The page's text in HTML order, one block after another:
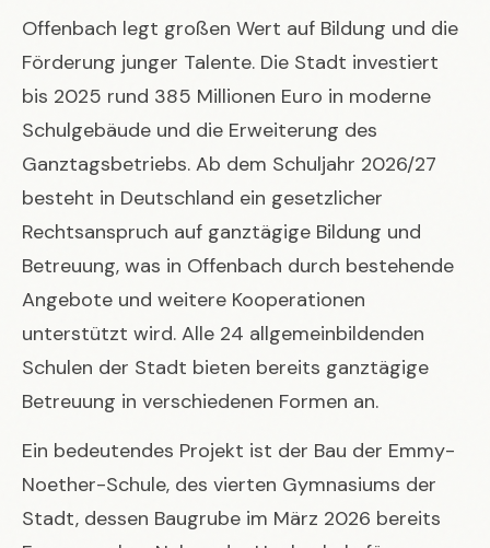
Offenbach legt großen Wert auf Bildung und die
Förderung junger Talente. Die Stadt investiert
bis 2025 rund 385 Millionen Euro in moderne
Schulgebäude und die Erweiterung des
Ganztagsbetriebs. Ab dem Schuljahr 2026/27
besteht in Deutschland ein gesetzlicher
Rechtsanspruch auf ganztägige Bildung und
Betreuung, was in Offenbach durch bestehende
Angebote und weitere Kooperationen
unterstützt wird. Alle 24 allgemeinbildenden
Schulen der Stadt bieten bereits ganztägige
Betreuung in verschiedenen Formen an.
Ein bedeutendes Projekt ist der Bau der Emmy-
Noether-Schule, des vierten Gymnasiums der
Stadt, dessen Baugrube im März 2026 bereits